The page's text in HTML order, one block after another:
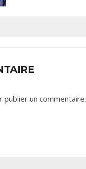
publier un commentaire.